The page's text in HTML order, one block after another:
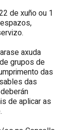
de xuño ou 1
axuda
grupos de
das
das
de aplicar as